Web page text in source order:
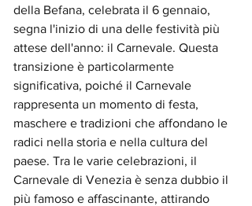
della Befana, celebrata il 6 gennaio,
segna l'inizio di una delle festività più
attese dell'anno: il Carnevale. Questa
transizione è particolarmente
significativa, poiché il Carnevale
rappresenta un momento di festa,
maschere e tradizioni che affondano le
radici nella storia e nella cultura del
paese. Tra le varie celebrazioni, il
Carnevale di Venezia è senza dubbio il
più famoso e affascinante, attirando